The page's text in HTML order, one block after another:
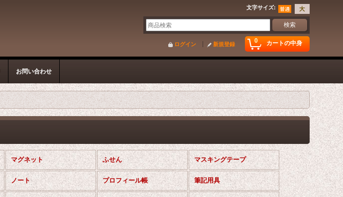
文字サイズ:
0 カートの中身
ログイン 新規登録
お問い合わせ
マグネット ふせん マスキングテープ
ノート プロフィール帳 筆記用具